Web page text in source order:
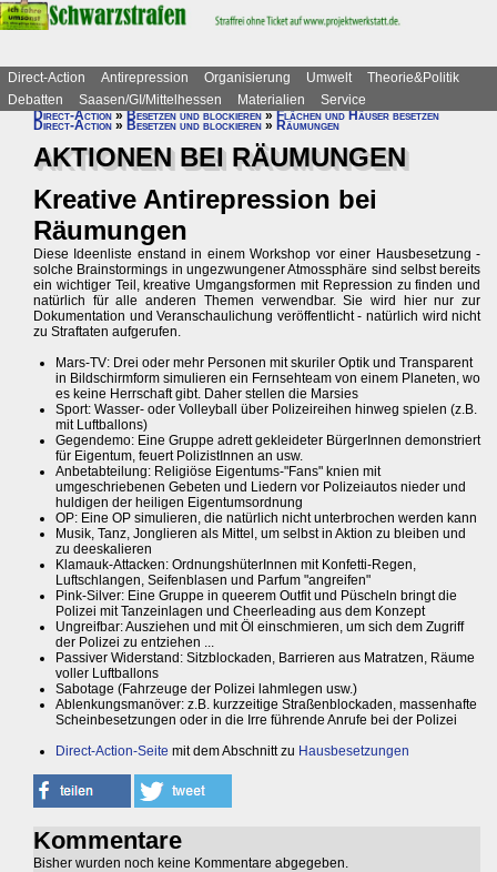
Direct-Action Antirepression Organisierung Umwelt
Theorie&Politik
Debatten
Saasen/GI/Mittelhessen Materialien
Service
Direct-Action»Besetzen und blockieren»Flächen und Häuser besetzen
Direct-Action » Besetzen und blockieren » Räumungen
AKTIONEN BEI RÄUMUNGEN
Kreative Antirepression bei
Räumungen
Diese Ideenliste enstand in einem Workshop vor einer Hausbesetzung -
solche Brainstormings in ungezwungener Atmossphäre sind selbst bereits
ein wichtiger Teil, kreative Umgangsformen mit Repression zu finden und
natürlich für alle anderen Themen verwendbar. Sie wird hier nur zur
Dokumentation und Veranschaulichung veröffentlicht - natürlich wird nicht
zu Straftaten aufgerufen.
Mars-TV: Drei oder mehr Personen mit skuriler Optik und Transparent
in Bildschirmform simulieren ein Fernsehteam von einem Planeten, wo
es keine Herrschaft gibt. Daher stellen die Marsies
Sport: Wasser- oder Volleyball über Polizeireihen hinweg spielen (z.B.
mit Luftballons)
Gegendemo: Eine Gruppe adrett gekleideter BürgerInnen demonstriert
für Eigentum, feuert PolizistInnen an usw.
Anbetabteilung: Religiöse Eigentums-"Fans" knien mit
umgeschriebenen Gebeten und Liedern vor Polizeiautos nieder und
huldigen der heiligen Eigentumsordnung
OP: Eine OP simulieren, die natürlich nicht unterbrochen werden kann
Musik, Tanz, Jonglieren als Mittel, um selbst in Aktion zu bleiben und
zu deeskalieren
Klamauk-Attacken: OrdnungshüterInnen mit Konfetti-Regen,
Luftschlangen, Seifenblasen und Parfum "angreifen"
Pink-Silver: Eine Gruppe in queerem Outfit und Püscheln bringt die
Polizei mit Tanzeinlagen und Cheerleading aus dem Konzept
Ungreifbar: Ausziehen und mit Öl einschmieren, um sich dem Zugriff
der Polizei zu entziehen ...
Passiver Widerstand: Sitzblockaden, Barrieren aus Matratzen, Räume
voller Luftballons
Sabotage (Fahrzeuge der Polizei lahmlegen usw.)
Ablenkungsmanöver: z.B. kurzzeitige Straßenblockaden, massenhafte
Scheinbesetzungen oder in die Irre führende Anrufe bei der Polizei
Direct-Action-Seite mit dem Abschnitt zu Hausbesetzungen
Kommentare
Bisher wurden noch keine Kommentare abgegeben.